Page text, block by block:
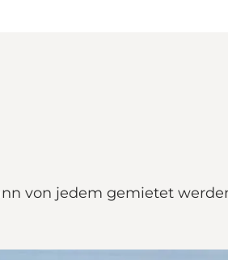
von jedem gemietet